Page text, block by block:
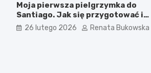
Moja pierwsza pielgrzymka do
Santiago. Jak się przygotować i
czego spodziewać się na szlaku?
26 lutego 2026 Renata Bukowska